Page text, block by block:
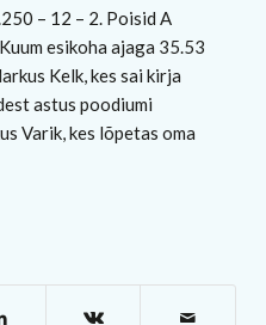
– 12 – 2. Poisid A
esikoha ajaga 35.53
Kelk, kes sai kirja
astus poodiumi
Varik, kes lõpetas oma